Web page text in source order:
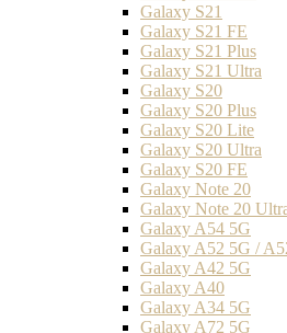
Galaxy S21
Galaxy S21 FE
Galaxy S21 Plus
Galaxy S21 Ultra
Galaxy S20
Galaxy S20 Plus
Galaxy S20 Lite
Galaxy S20 Ultra
Galaxy S20 FE
Galaxy Note 20
Galaxy Note 20
Galaxy A54 5G
Galaxy A52 5G /
Galaxy A42 5G
Galaxy A40
Galaxy A34 5G
Galaxy A72 5G